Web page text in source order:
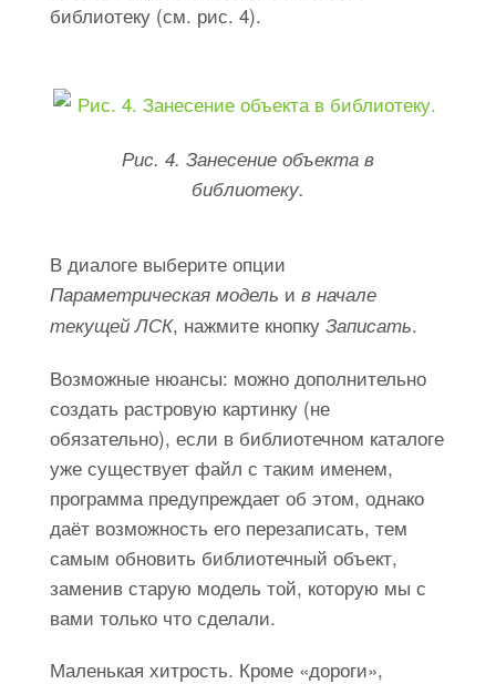
библиотеку (см. рис. 4).
Рис. 4. Занесение объекта в
библиотеку.
В диалоге выберите опции
Параметрическая модель и в начале
текущей ЛСК, нажмите кнопку Записать.
Возможные нюансы: можно дополнительно
создать растровую картинку (не
обязательно), если в библиотечном каталоге
уже существует файл с таким именем,
программа предупреждает об этом, однако
даёт возможность его перезаписать, тем
самым обновить библиотечный объект,
заменив старую модель той, которую мы с
вами только что сделали.
Маленькая хитрость. Кроме «дороги»,